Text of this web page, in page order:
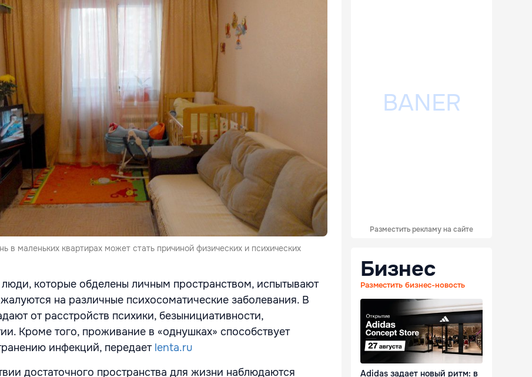
в маленьких квартирах может стать причиной физических и психических
которые обделены личным пространством, испытывают
на различные психосоматические заболевания. В
от расстройств психики, безынициативности,
Кроме того, проживание в «однушках» способствует
инфекций, передаетlenta.ru
достаточного пространства для жизни наблюдаются
Разместить рекламу на сайте
Бизнес
Разместить бизнес-новость
Adidas задает новый ритм: в